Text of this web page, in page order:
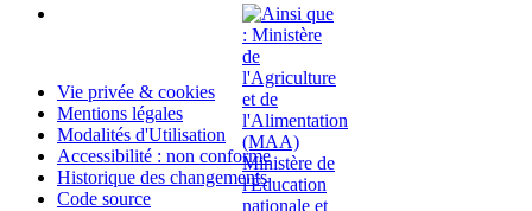
Vie privée & cookies
Mentions légales
Modalités d'Utilisation
Accessibilité : non conforme
Historique des changements
Code source